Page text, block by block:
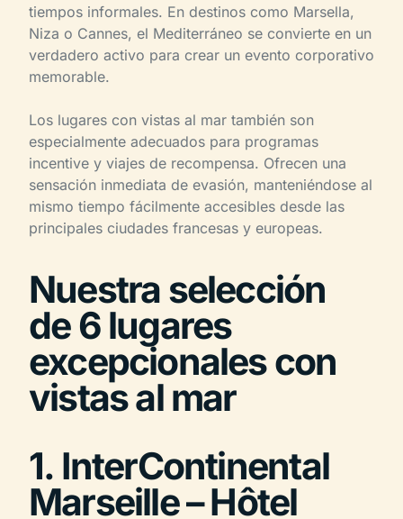
tiempos informales. En destinos como Marsella,
Niza o Cannes, el Mediterráneo se convierte en un
verdadero activo para crear un evento corporativo
memorable.
Los lugares con vistas al mar también son
especialmente adecuados para programas
incentive y viajes de recompensa. Ofrecen una
sensación inmediata de evasión, manteniéndose al
mismo tiempo fácilmente accesibles desde las
principales ciudades francesas y europeas.
Nuestra selección
de 6 lugares
excepcionales con
vistas al mar
1. InterContinental
Marseille – Hôtel